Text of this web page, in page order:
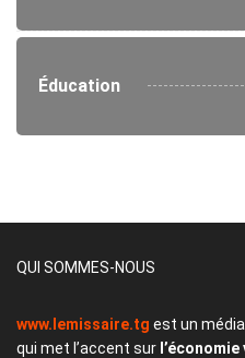
Éducation
QUI SOMMES-NOUS
www.lemissaire.tg est un
qui met l’accent sur